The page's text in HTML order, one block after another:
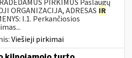
PIRKIMUS Paslaugų
ORGANIZACIJA, ADRESAS IR
I.1. Perkančiosios
Viešieji pirkimai